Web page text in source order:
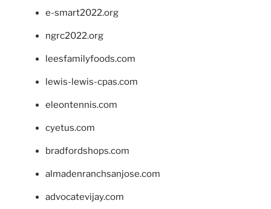
e-smart2022.org
ngrc2022.org
leesfamilyfoods.com
lewis-lewis-cpas.com
eleontennis.com
cyetus.com
bradfordshops.com
almadenranchsanjose.com
advocatevijay.com